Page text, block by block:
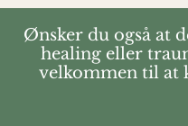
Ønsker du også at
healing eller
velkommen til at